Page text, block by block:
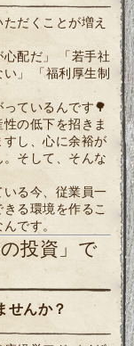
だくことが増え
心配だ」 「若手社
」 「福利厚生制
ているんです🌳
の低下を招きま
し、心に余裕が
そして、そんな
る今、従業員一
る環境を作るこ
です。
投資」で
せんか？